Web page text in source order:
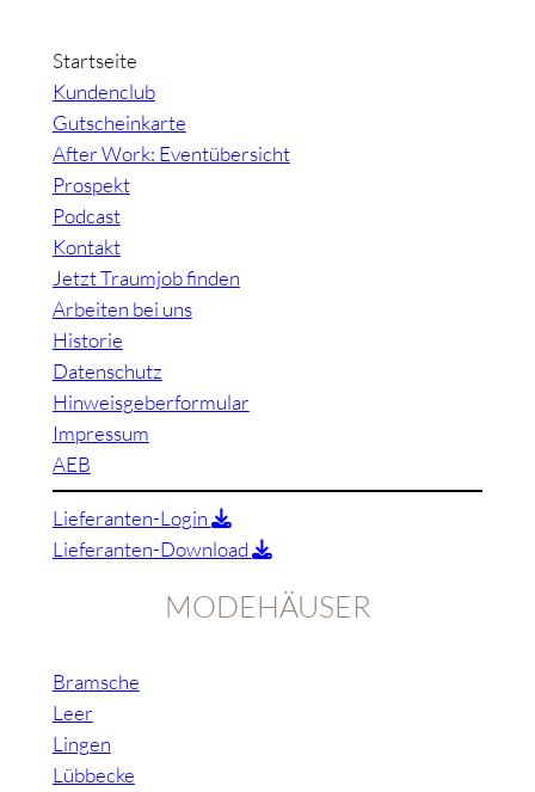
Startseite
Kundenclub
Gutscheinkarte
After Work: Eventübersicht
Prospekt
Podcast
Kontakt
Jetzt Traumjob finden
Arbeiten bei uns
Historie
Datenschutz
Hinweisgeberformular
Impressum
AEB
Lieferanten-Login
Lieferanten-Download
MODEHÄUSER
Bramsche
Leer
Lingen
Lübbecke